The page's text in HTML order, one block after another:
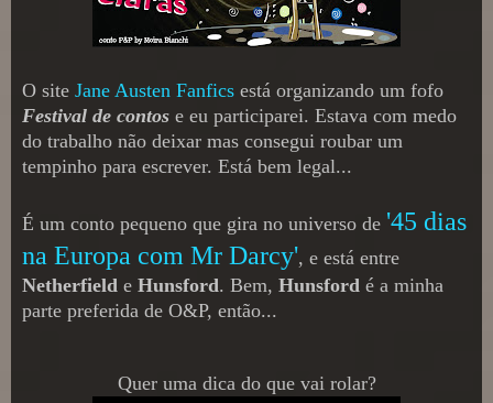
O site Jane Austen Fanfics está organizando um fofo
Festival de contos e eu participarei. Estava com medo
do trabalho não deixar mas consegui roubar um
tempinho para escrever. Está bem legal...
É um conto pequeno que gira no universo de '45 dias
na Europa com Mr Darcy', e está entre
Netherfield e Hunsford. Bem, Hunsford é a minha
parte preferida de O&P, então...
Quer uma dica do que vai rolar?